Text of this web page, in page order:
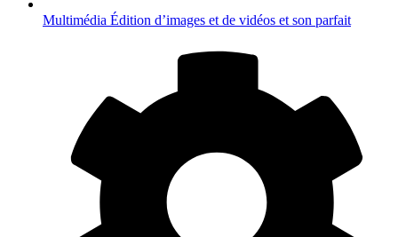
Multimédia Édition d’images et de vidéos et son parfait